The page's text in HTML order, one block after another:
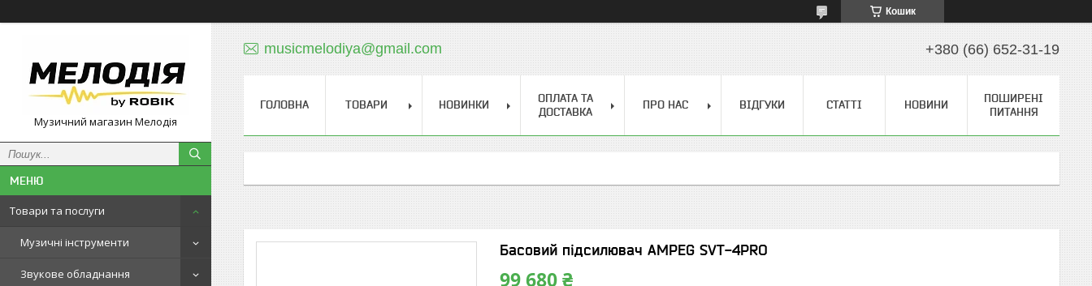
Кошик
Музичний магазин Мелодія
Товари та послуги
Музичні інструменти
Звукове обладнання
musicmelodiya@gmail.com +380 (66) 652-31-19
ГОЛОВНА ТОВАРИ НОВИНКИ
ОПЛАТА ТА
ДОСТАВКА
ПРО НАС ВІДГУКИ СТАТТІ НОВИНИ
ПОШИРЕНІ
ПИТАННЯ
Басовий підсилювач AMPEG SVT-4PRO
99 680 ₴